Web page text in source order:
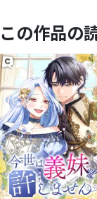
この作品の